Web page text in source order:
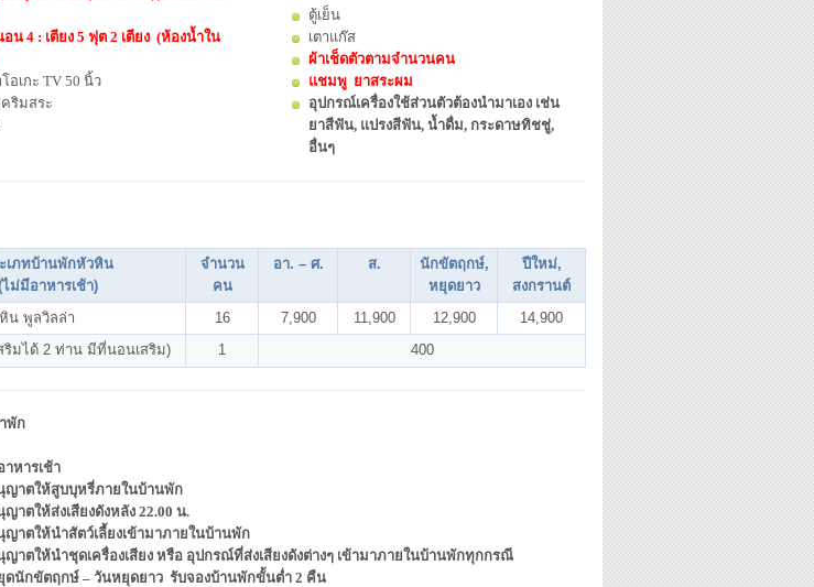
น 4 : เตียง 5 ฟุต 2 เตียง (ห้องน้ำใน
อเกะ TV 50 นิ้ว
ริมสระ
ตู้เย็น
เตาแก๊ส
ผ้าเช็ดตัวตามจำนวนคน
แชมพู ยาสระผม
อุปกรณ์เครื่องใช้ส่วนตัวต้องนำมาเอง เช่น
ยาสีฟัน, แปรงสีฟัน, น้ำดื่ม, กระดาษทิชชู่,
อื่นๆ
เภทบ้านพักหัวหิน
ไม่มีอาหารเช้า)
จำนวน
คน
อา. – ศ. ส.
นักขัตฤกษ์,
หยุดยาว
ปีใหม่,
สงกรานต์
น พูลวิลล่า
16 7,900 11,900 12,900
14,900
ริมได้ 2 ท่าน มีที่นอนเสริม)
1 400
พัก
หารเช้า
ญาตให้สูบบุหรี่ภายในบ้านพัก
าตให้ส่งเสียงดังหลัง 22.00 น.
ญาตให้นำสัตว์เลี้ยงเข้ามาภายในบ้านพัก
าตให้นำชุดเครื่องเสียง หรือ อุปกรณ์ที่ส่งเสียงดังต่างๆ เข้ามาภายในบ้านพักทุกกรณี
ดนักขัตฤกษ์ – วันหยุดยาว รับจองบ้านพักขั้นต่ำ 2 คืน